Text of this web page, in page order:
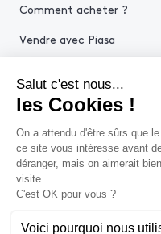
Comment acheter ?
Vendre avec Piasa
Politiques de